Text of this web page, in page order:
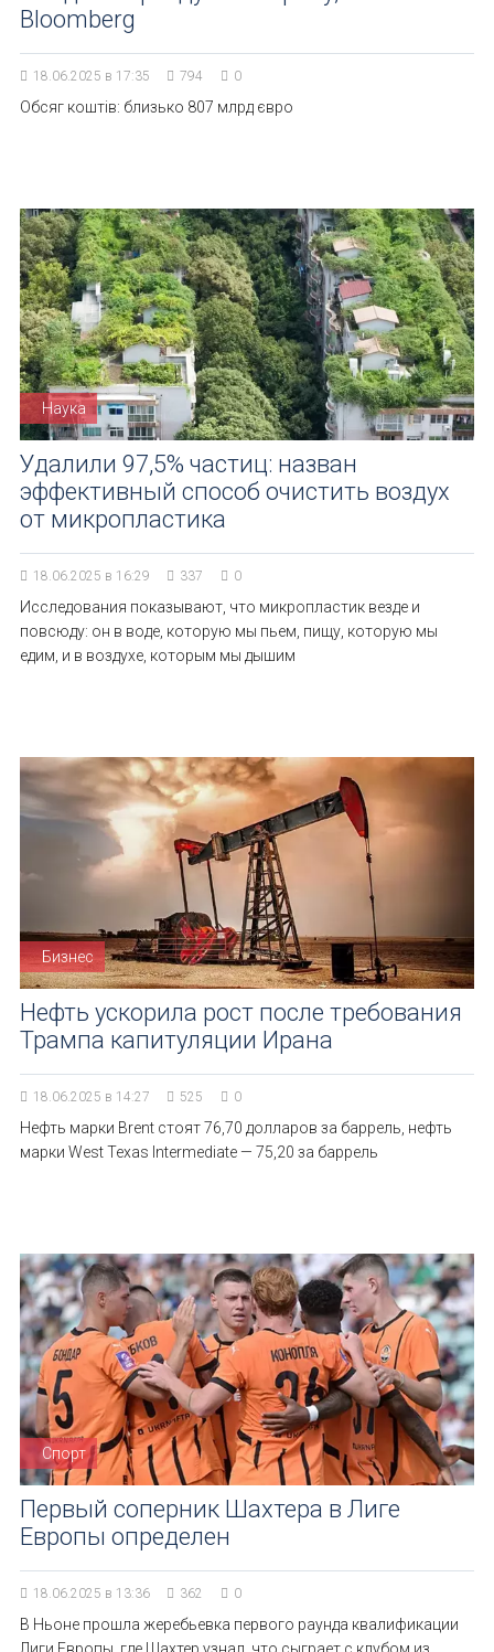
Bloomberg
18.06.2025 в 17:35 794 0
Обсяг коштів: близько 807 млрд євро
Наука
Удалили 97,5% частиц: назван
эффективный способ очистить воздух
от микропластика
18.06.2025 в 16:29 337 0
Исследования показывают, что микропластик везде и
повсюду: он в воде, которую мы пьем, пищу, которую мы
едим, и в воздухе, которым мы дышим
Бизнес
Нефть ускорила рост после требования
Трампа капитуляции Ирана
18.06.2025 в 14:27 525 0
Нефть марки Brent стоят 76,70 долларов за баррель, нефть
марки West Texas Intermediate — 75,20 за баррель
Спорт
Первый соперник Шахтера в Лиге
Европы определен
18.06.2025 в 13:36 362 0
В Ньоне прошла жеребьевка первого раунда квалификации